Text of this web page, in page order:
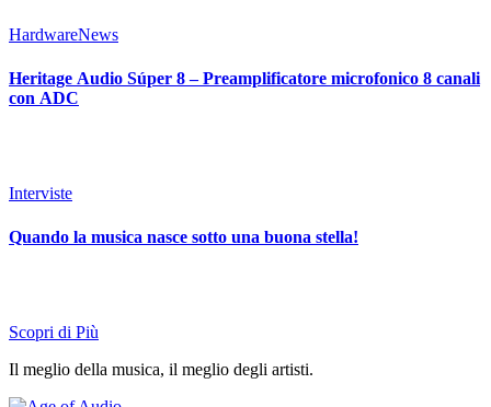
HardwareNews
Heritage Audio Súper 8 – Preamplificatore microfonico 8 canali
con ADC
Interviste
Quando la musica nasce sotto una buona stella!
Scopri di Più
Il meglio della musica, il meglio degli artisti.